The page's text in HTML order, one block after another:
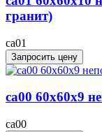
гранит)
ca01
Запросить цену
ca00 60x60x9
ca00